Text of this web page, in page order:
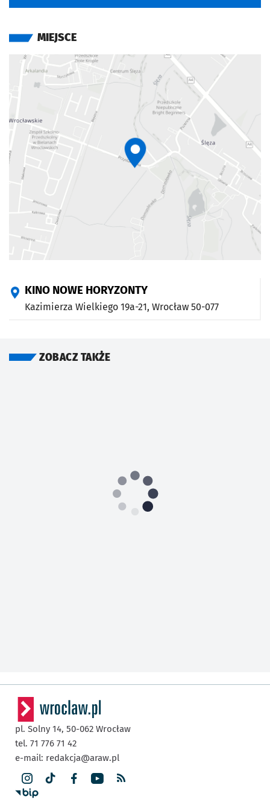
INFORMACJE DODATKOWE
Otwiera się w nowej karcie
Strona organizatora
Otwiera się w nowej karcie
Otwiera się w nowej
MIEJSCE
KINO NOWE HORYZONTY
Kazimierza Wielkiego 19a-21, Wrocław 50-077
ZOBACZ TAKŻE
pl. Solny 14, 50-062 Wrocław
tel. 71 776 71 42
e-mail: redakcja@araw.pl